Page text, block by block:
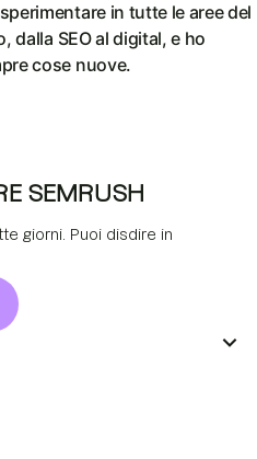
in tutte le aree del
dalla SEO al digital, e ho
cose nuove.
SEMRUSH
giorni. Puoi disdire in